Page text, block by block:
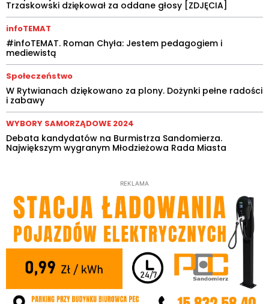
Trzaskowski dziękował za oddane głosy [ZDJĘCIA]
infoTEMAT
#infoTEMAT. Roman Chyła: Jestem pedagogiem i
mediewistą
Społeczeństwo
W Rytwianach dziękowano za plony. Dożynki pełne radości
i zabawy
WYBORY SAMORZĄDOWE 2024
Debata kandydatów na Burmistrza Sandomierza.
Największym wygranym Młodzieżowa Rada Miasta
REKLAMA